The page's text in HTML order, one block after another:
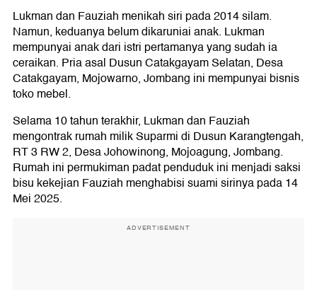
Lukman dan Fauziah menikah siri pada 2014 silam.
Namun, keduanya belum dikaruniai anak. Lukman
mempunyai anak dari istri pertamanya yang sudah ia
ceraikan. Pria asal Dusun Catakgayam Selatan, Desa
Catakgayam, Mojowarno, Jombang ini mempunyai bisnis
toko mebel.
Selama 10 tahun terakhir, Lukman dan Fauziah
mengontrak rumah milik Suparmi di Dusun Karangtengah,
RT 3 RW 2, Desa Johowinong, Mojoagung, Jombang.
Rumah ini permukiman padat penduduk ini menjadi saksi
bisu kekejian Fauziah menghabisi suami sirinya pada 14
Mei 2025.
ADVERTISEMENT